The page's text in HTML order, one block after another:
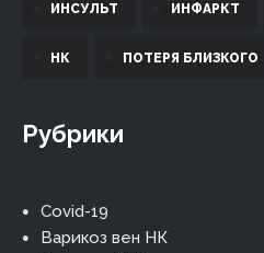
ИНСУЛЬТ ИНФАРКТ
НК ПОТЕРЯ БЛИЗКОГО
Рубрики
Covid-19
Варикоз вен НК